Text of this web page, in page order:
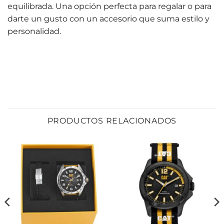
equilibrada. Una opción perfecta para regalar o para
darte un gusto con un accesorio que suma estilo y
personalidad.
PRODUCTOS RELACIONADOS